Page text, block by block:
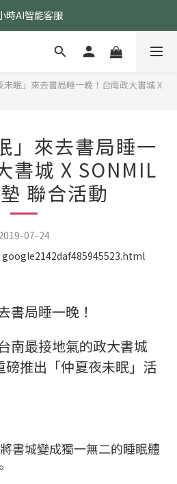
時AI智能客服
時AI智能客服
級款式 贈乳膠枕
未眠」來去書局睡一晚！台南政大書城 X
」來去書局睡一
書城 X SONMIL
聯合活動
07-24
書局睡一晚！
南最接地氣的政大書城
推出「仲夏夜未眠」活
書城變成獨一無二的睡眠體